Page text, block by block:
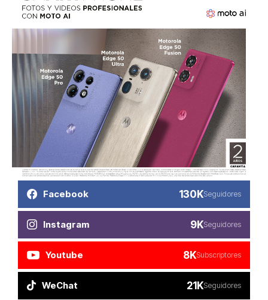
Facebook 130KSeguidores
Instagram 9KSeguidores
Youtube 8KSubscriptores
WeChat 21KSeguidores